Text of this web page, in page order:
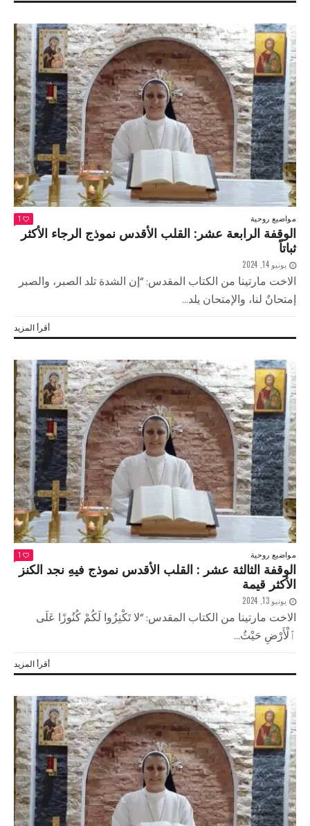
مواضيع روحية 1
الوقفة الرابعة عشر: القلب الأقدس نموذج الرجاء الأكثر
ثباتاً
يونيو 14, 2024
الاخت مارتينا من الكتاب المقدس: “إن الشدة تلد الصبر، والصبر
إمتحانٌ لنا، والإمتحان يلد...
أقرأ المزيد
مواضيع روحية 1
الوقفة الثالثة عشر : القلب الأقدس نموذج فيهِ نجد الكنز
الأكثر قيمة
يونيو 13, 2024
الاخت مارتينا من الكتاب المقدس: “لا تَكْنِزُوا لَكُمْ كُنُوزًا عَلَى
ٱلْأَرْضِ حَيْثُ...
أقرأ المزيد